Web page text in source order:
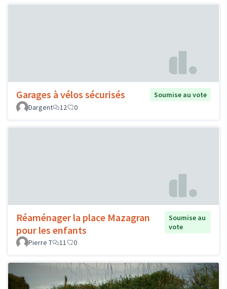
Garages à vélos sécurisés
Soumise au vote
Dargent
12 0
Réaménager la place Mazagran
pour les enfants
Soumise au
vote
Pierre T
11 0